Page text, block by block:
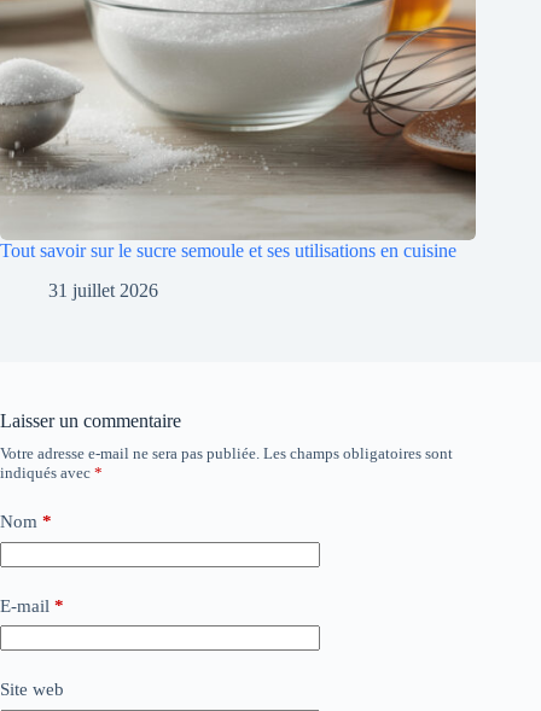
Tout savoir sur le sucre semoule et ses utilisations en cuisine
31 juillet 2026
Laisser un commentaire
Votre adresse e-mail ne sera pas publiée. Les champs obligatoires sont
indiqués avec *
Nom *
E-mail *
Site web